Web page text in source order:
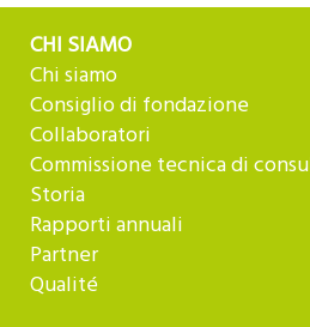
CHI SIAMO
Chi siamo
Consiglio di fondazione
Collaboratori
Commissione tecnica di
Storia
Rapporti annuali
Partner
Qualité